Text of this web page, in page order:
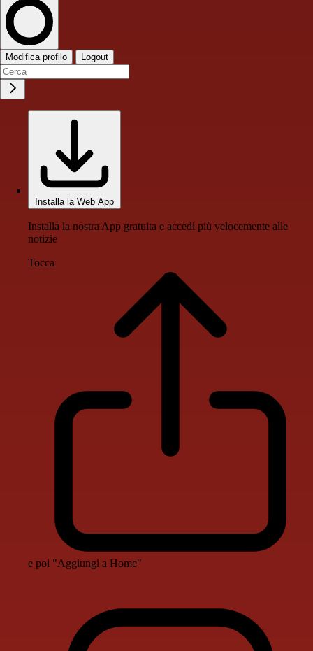
Modifica profilo Logout
Installa la Web App
Installa la nostra App gratuita e accedi più velocemente alle
notizie
Tocca
e poi "Aggiungi a Home"